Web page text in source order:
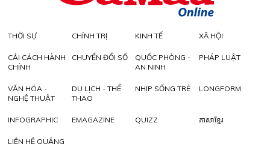
THỜI SỰ CHÍNH TRỊ KINH TẾ XÃ HỘI
CẢI CÁCH HÀNH
CHÍNH
CHUYỂN ĐỔI SỐ
QUỐC PHÒNG -
AN NINH
PHÁP LUẬT
VĂN HÓA -
NGHỆ THUẬT
DU LỊCH - THỂ
THAO
NHỊP SỐNG TRẺ LONGFORM
INFOGRAPHIC EMAGAZINE QUIZZ ភាសាខ្មែរ
LIÊN HỆ QUẢNG